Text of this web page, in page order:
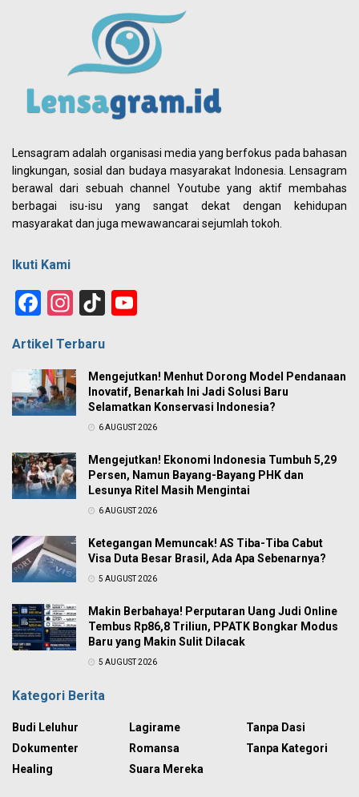
Lensagram adalah organisasi media yang berfokus pada bahasan
lingkungan, sosial dan budaya masyarakat Indonesia. Lensagram
berawal dari sebuah channel Youtube yang aktif membahas
berbagai isu-isu yang sangat dekat dengan kehidupan
masyarakat dan juga mewawancarai sejumlah tokoh.
Ikuti Kami
Facebook
Instagram
TikTok
Artikel Terbaru
Mengejutkan! Menhut Dorong Model Pendanaan
Inovatif, Benarkah Ini Jadi Solusi Baru
Selamatkan Konservasi Indonesia?
6 AUGUST 2026
Mengejutkan! Ekonomi Indonesia Tumbuh 5,29
Persen, Namun Bayang-Bayang PHK dan
Lesunya Ritel Masih Mengintai
6 AUGUST 2026
Ketegangan Memuncak! AS Tiba-Tiba Cabut
Visa Duta Besar Brasil, Ada Apa Sebenarnya?
5 AUGUST 2026
Makin Berbahaya! Perputaran Uang Judi Online
Tembus Rp86,8 Triliun, PPATK Bongkar Modus
Baru yang Makin Sulit Dilacak
5 AUGUST 2026
Kategori Berita
Budi Leluhur
Dokumenter
Healing
Lagirame
Romansa
Suara Mereka
Tanpa Dasi
Tanpa Kategori